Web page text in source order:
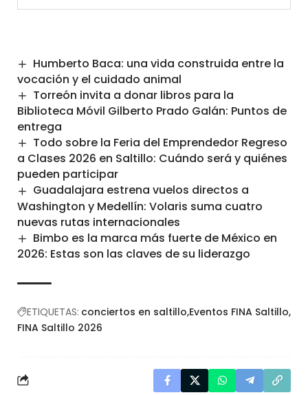
Humberto Baca: una vida construida entre la
vocación y el cuidado animal
Torreón invita a donar libros para la
Biblioteca Móvil Gilberto Prado Galán: Puntos de
entrega
Todo sobre la Feria del Emprendedor Regreso
a Clases 2026 en Saltillo: Cuándo será y quiénes
pueden participar
Guadalajara estrena vuelos directos a
Washington y Medellín: Volaris suma cuatro
nuevas rutas internacionales
Bimbo es la marca más fuerte de México en
2026: Estas son las claves de su liderazgo
ETIQUETAS: conciertos en saltillo Eventos FINA Saltillo
FINA Saltillo 2026